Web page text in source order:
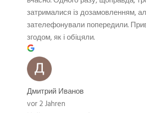
затрималися із дозамовленням,
зателефонували попередили.
згодом, як і обіцяли.
Дмитрий Иванов
vor 2 Jahren